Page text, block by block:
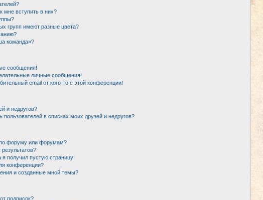
мне вступить в них?
групп имеют разные цвета?
команда»?
сообщения!
личные сообщения!
email от кого-то с этой конференции!
и недругов?
пользователей в списках моих друзей и недругов?
форуму или форумам?
я получил пустую страницу!
конференции?
и созданные мной темы?
подписок?